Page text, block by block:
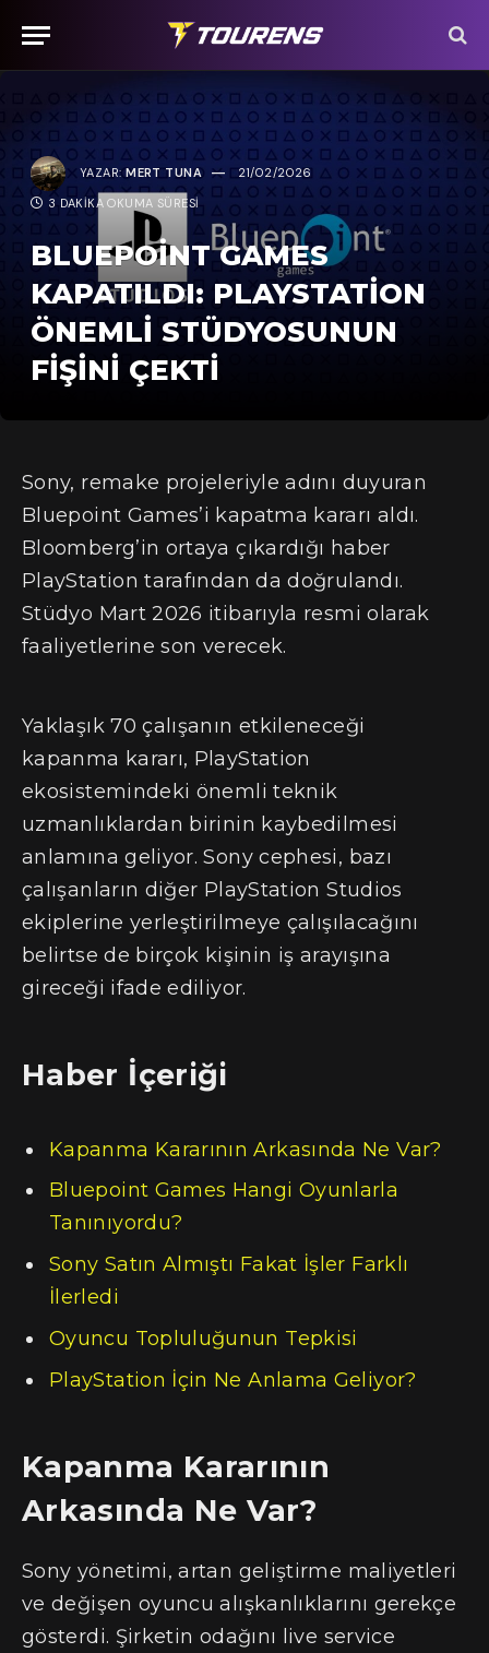
YAZAR: MERT TUNA 21/02/2026
3 DAKIKA OKUMA SÜRESI
BLUEPOINT GAMES
KAPATILDI: PLAYSTATION
ÖNEMLI STÜDYOSUNUN
FIŞINI ÇEKTI
Sony, remake projeleriyle adını duyuran
Bluepoint Games’i kapatma kararı aldı.
Bloomberg’in ortaya çıkardığı haber
PlayStation tarafından da doğrulandı.
Stüdyo Mart 2026 itibarıyla resmi olarak
faaliyetlerine son verecek.
Yaklaşık 70 çalışanın etkileneceği
kapanma kararı, PlayStation
ekosistemindeki önemli teknik
uzmanlıklardan birinin kaybedilmesi
anlamına geliyor. Sony cephesi, bazı
çalışanların diğer PlayStation Studios
ekiplerine yerleştirilmeye çalışılacağını
belirtse de birçok kişinin iş arayışına
gireceği ifade ediliyor.
Haber İçeriği
Kapanma Kararının Arkasında Ne Var?
Bluepoint Games Hangi Oyunlarla
Tanınıyordu?
Sony Satın Almıştı Fakat İşler Farklı
İlerledi
Oyuncu Topluluğunun Tepkisi
PlayStation İçin Ne Anlama Geliyor?
Kapanma Kararının
Arkasında Ne Var?
Sony yönetimi, artan geliştirme maliyetleri
ve değişen oyuncu alışkanlıklarını gerekçe
gösterdi. Şirketin odağını live service